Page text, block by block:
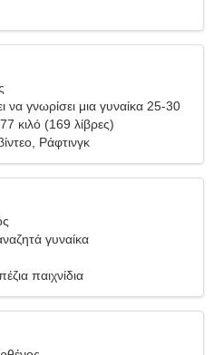
να γνωρίσει μια γυναίκα 25-30
κιλό (169 λίβρες)
Ράφτινγκ
γυναίκα
παιχνίδια